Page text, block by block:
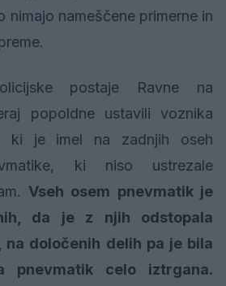
nimajo nameščene primerne in
postaje Ravne na
popoldne ustavili voznika
ki je imel na zadnjih oseh
ki niso ustrezale
Vseh osem pnevmatik je
da je z njih odstopala
na določenih delih pa je bila
pnevmatik celo iztrgana.